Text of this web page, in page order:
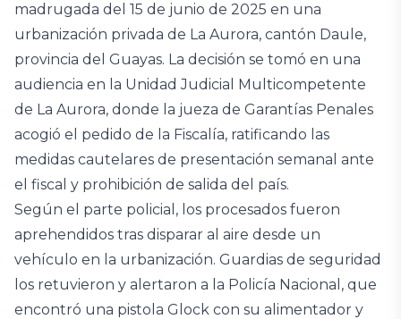
madrugada del 15 de junio de 2025 en una
urbanización privada de La Aurora, cantón Daule,
provincia del Guayas. La decisión se tomó en una
audiencia en la Unidad Judicial Multicompetente
de La Aurora, donde la jueza de Garantías Penales
acogió el pedido de la Fiscalía, ratificando las
medidas cautelares de presentación semanal ante
el fiscal y prohibición de salida del país.
Según el parte policial, los procesados fueron
aprehendidos tras disparar al aire desde un
vehículo en la urbanización. Guardias de seguridad
los retuvieron y alertaron a la Policía Nacional, que
encontró una pistola Glock con su alimentador y